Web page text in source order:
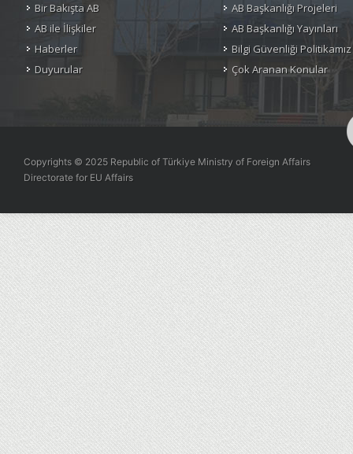
Bir Bakışta AB
AB ile İlişkiler
Haberler
Duyurular
AB Başkanlığı Projeleri
AB Başkanlığı Yayınları
Bilgi Güvenliği Politikamız
Çok Aranan Konular
Copyrights © 2025 Republic of Türkiye Ministry of Foreign Affairs
Directorate for EU Affairs